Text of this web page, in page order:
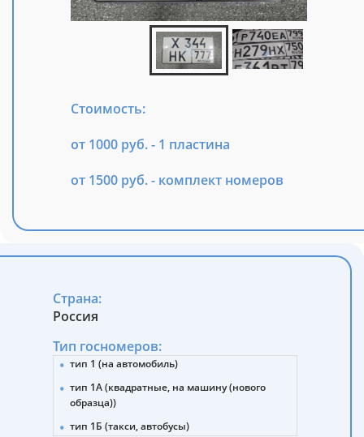
Стоимость:
от 1000 руб. - 1 пластина
от 1500 руб. - комплект номеров
Страна:
Россия
Тип госномеров:
тип 1 (на автомобиль)
тип 1А (квадратные, на машину (нового
образца))
тип 1Б (такси, автобусы)